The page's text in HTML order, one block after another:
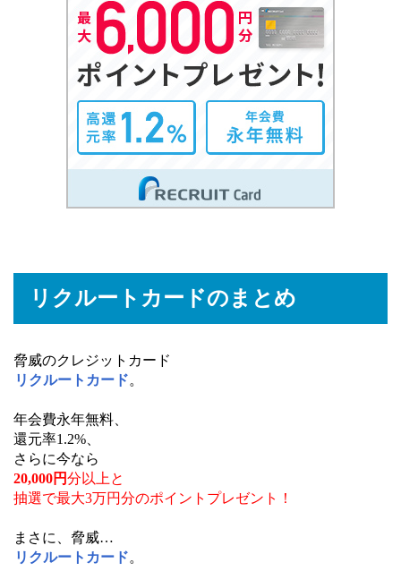
リクルートカードのまとめ
脅威のクレジットカード
リクルートカード。
年会費永年無料、
還元率1.2%、
さらに今なら
20,000円分以上と
抽選で最大3万円分のポイントプレゼント！
まさに、脅威…
リクルートカード。